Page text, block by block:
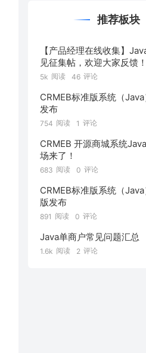
推荐板块
【产品经理在线收集】
见征集帖，欢迎大家反馈！
5k 阅读 46 评论
CRMEB标准版系统（
发布
754 阅读 1 评论
CRMEB 开源商城系统
场来了！
683 阅读 0 评论
CRMEB标准版系统（
版发布
891 阅读 0 评论
Java单商户常见问题汇总
1.6k 阅读 2 评论